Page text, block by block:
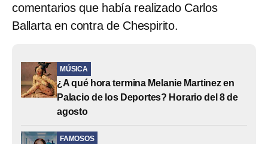
comentarios que había realizado Carlos
Ballarta en contra de Chespirito.
MÚSICA
¿A qué hora termina Melanie Martinez en
Palacio de los Deportes? Horario del 8 de
agosto
FAMOSOS